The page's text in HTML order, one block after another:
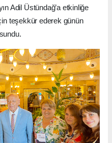
Adil Üstündağ’a etkinliğe
teşekkür ederek günün